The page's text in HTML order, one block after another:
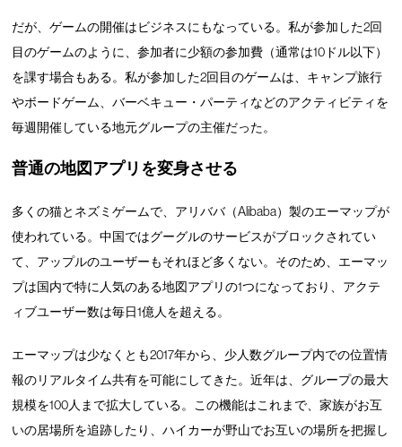
だが、ゲームの開催はビジネスにもなっている。私が参加した2回
目のゲームのように、参加者に少額の参加費（通常は10ドル以下）
を課す場合もある。私が参加した2回目のゲームは、キャンプ旅行
やボードゲーム、バーベキュー・パーティなどのアクティビティを
毎週開催している地元グループの主催だった。
普通の地図アプリを変身させる
多くの猫とネズミゲームで、アリババ（Alibaba）製のエーマップが
使われている。中国ではグーグルのサービスがブロックされてい
て、アップルのユーザーもそれほど多くない。そのため、エーマッ
プは国内で特に人気のある地図アプリの1つになっており、アクテ
ィブユーザー数は毎日1億人を超える。
エーマップは少なくとも2017年から、少人数グループ内での位置情
報のリアルタイム共有を可能にしてきた。近年は、グループの最大
規模を100人まで拡大している。この機能はこれまで、家族がお互
いの居場所を追跡したり、ハイカーが野山でお互いの場所を把握し